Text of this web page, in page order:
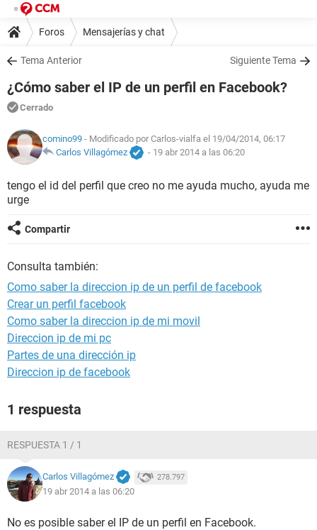
Foros Mensajerías y chat
Tema Anterior Siguiente Tema
¿Cómo saber el IP de un perfil en Facebook?
Cerrado
comino99 - Modificado por Carlos-vialfa el 19/04/2014, 06:17
Carlos Villagómez
- 19 abr 2014 a las 06:20
tengo el id del perfil que creo no me ayuda mucho, ayuda me
urge
Compartir
Consulta también:
Como saber la direccion ip de un perfil de facebook
Crear un perfil facebook
Como saber la direccion ip de mi movil
Direccion ip de mi pc
Partes de una dirección ip
Direccion ip de facebook
1 respuesta
RESPUESTA 1 / 1
Carlos Villagómez 278.797
19 abr 2014 a las 06:20
No es posible saber el IP de un perfil en Facebook.